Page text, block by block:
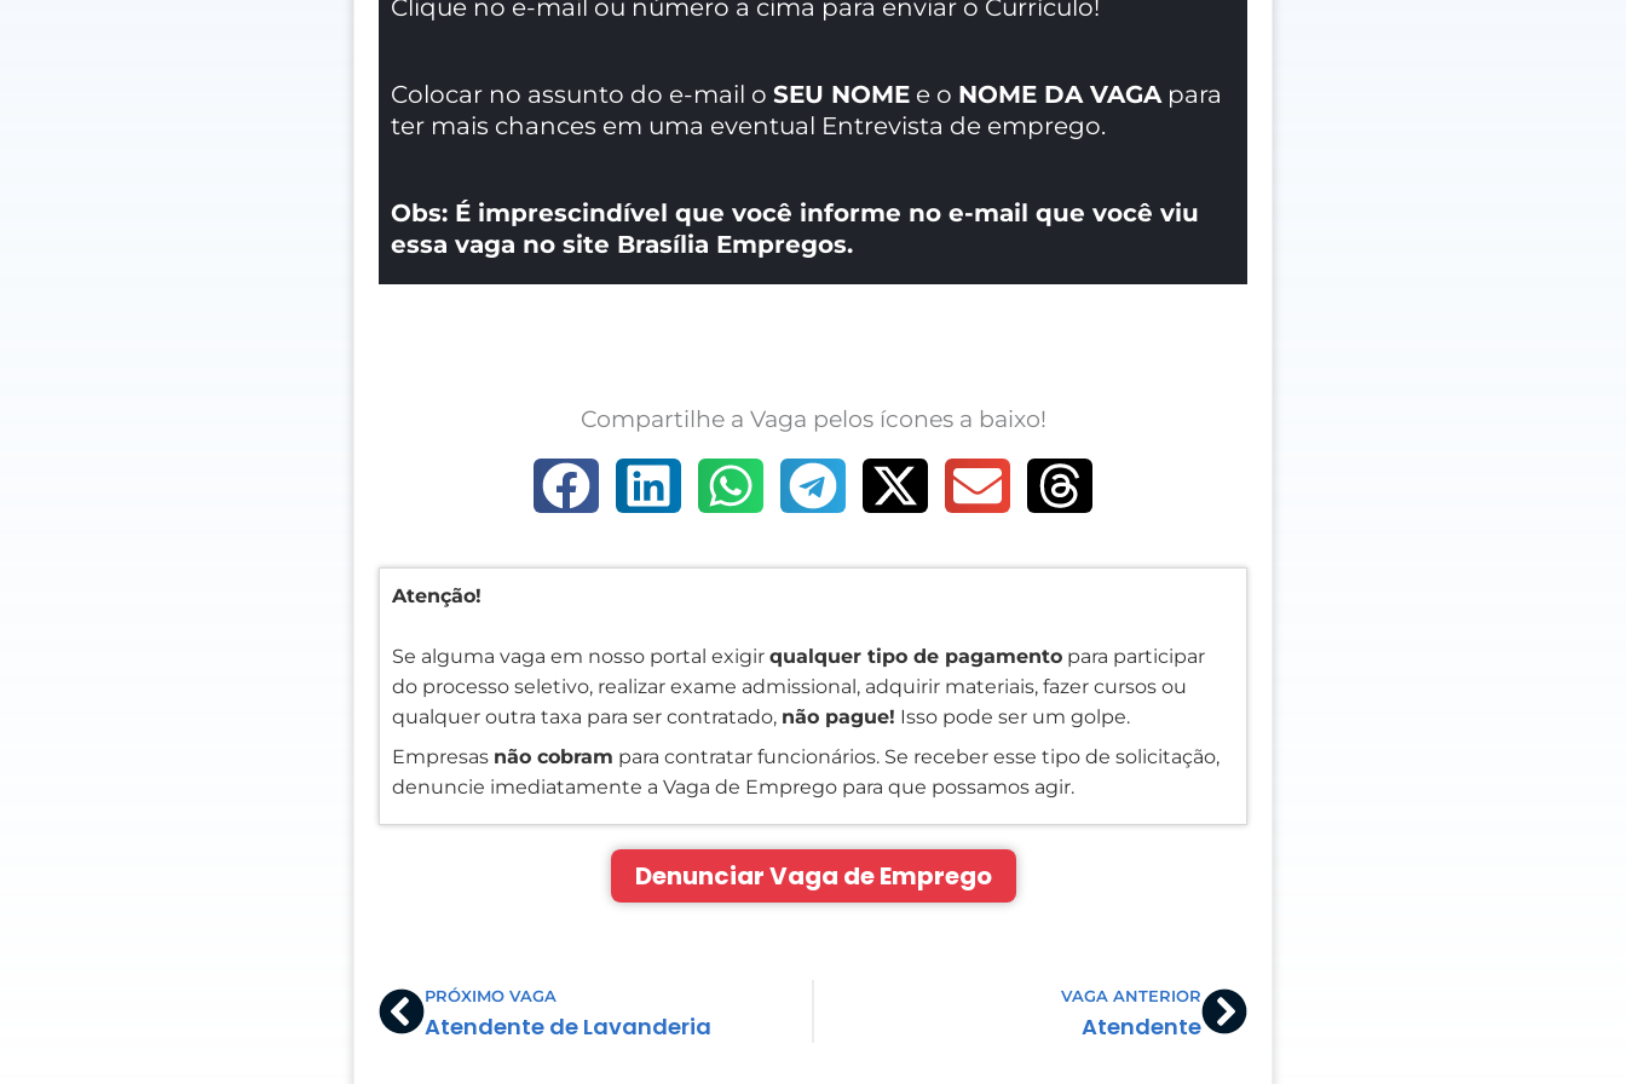
Clique no e-mail ou número a cima para enviar o Currículo!
Colocar no assunto do e-mail oSEU NOME e o NOME DA VAGA para
ter mais chances em uma eventual Entrevista de emprego.
Obs: É imprescindível que você informe no e-mail que você viu
essa vaga no site Brasília Empregos.
Compartilhe a Vaga pelos ícones a baixo!
Atenção!
Se alguma vaga em nosso portal exigirqualquer tipo de pagamento para participar
do processo seletivo, realizar exame admissional, adquirir materiais, fazer cursos ou
qualquer outra taxa para ser contratado, não pague! Isso pode ser um golpe.
Empresas não cobram para contratar funcionários. Se receber esse tipo de solicitação,
denuncie imediatamente a Vaga de Emprego para que possamos agir.
Denunciar Vaga de Emprego
PrevPRÓXIMO VAGA
Atendente de Lavanderia
VAGA ANTERIOR
Atendente
Next